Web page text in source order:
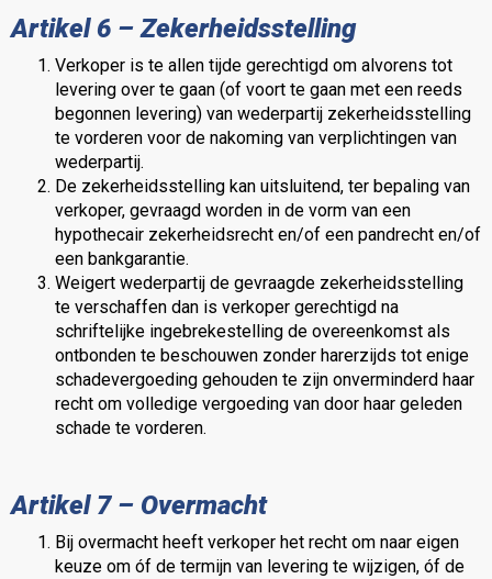
Artikel 6 – Zekerheidsstelling
Verkoper is te allen tijde gerechtigd om alvorens tot
levering over te gaan (of voort te gaan met een reeds
begonnen levering) van wederpartij zekerheidsstelling
te vorderen voor de nakoming van verplichtingen van
wederpartij.
De zekerheidsstelling kan uitsluitend, ter bepaling van
verkoper, gevraagd worden in de vorm van een
hypothecair zekerheidsrecht en/of een pandrecht en/of
een bankgarantie.
Weigert wederpartij de gevraagde zekerheidsstelling
te verschaffen dan is verkoper gerechtigd na
schriftelijke ingebrekestelling de overeenkomst als
ontbonden te beschouwen zonder harerzijds tot enige
schadevergoeding gehouden te zijn onverminderd haar
recht om volledige vergoeding van door haar geleden
schade te vorderen.
Artikel 7 – Overmacht
Bij overmacht heeft verkoper het recht om naar eigen
keuze om óf de termijn van levering te wijzigen, óf de